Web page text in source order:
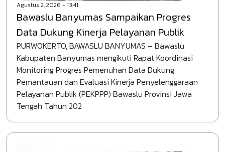
Agustus 2, 2026 - 13:41
Bawaslu Banyumas Sampaikan Progres
Data Dukung Kinerja Pelayanan Publik
PURWOKERTO, BAWASLU BANYUMAS – Bawaslu
Kabupaten Banyumas mengikuti Rapat Koordinasi
Monitoring Progres Pemenuhan Data Dukung
Pemantauan dan Evaluasi Kinerja Penyelenggaraan
Pelayanan Publik (PEKPPP) Bawaslu Provinsi Jawa
Tengah Tahun 202